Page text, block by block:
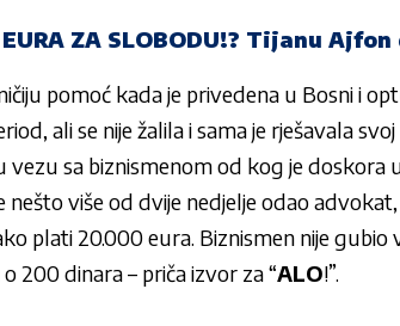
ZA SLOBODU!? Tijanu Ajfon
pomoć kada je privedena u Bosni i
ali se nije žalila i sama je rješavala
vezu sa biznismenom od kog je doskora
nešto više od dvije nedjelje odao
plati 20.000 eura. Biznismen nije gubio
200 dinara – priča izvor za “ALO!”.